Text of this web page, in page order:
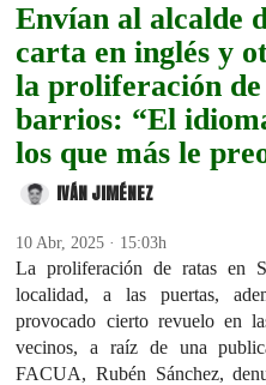
Envían al alcalde
carta en inglés y
la proliferación
barrios: “El
los que más le
IVÁN JIMÉNEZ
10 Abr, 2025 · 15:03h
La proliferación de ratas en
localidad, a las puertas,
provocado cierto revuelo en
vecinos, a raíz de una
FACUA, Rubén Sánchez,